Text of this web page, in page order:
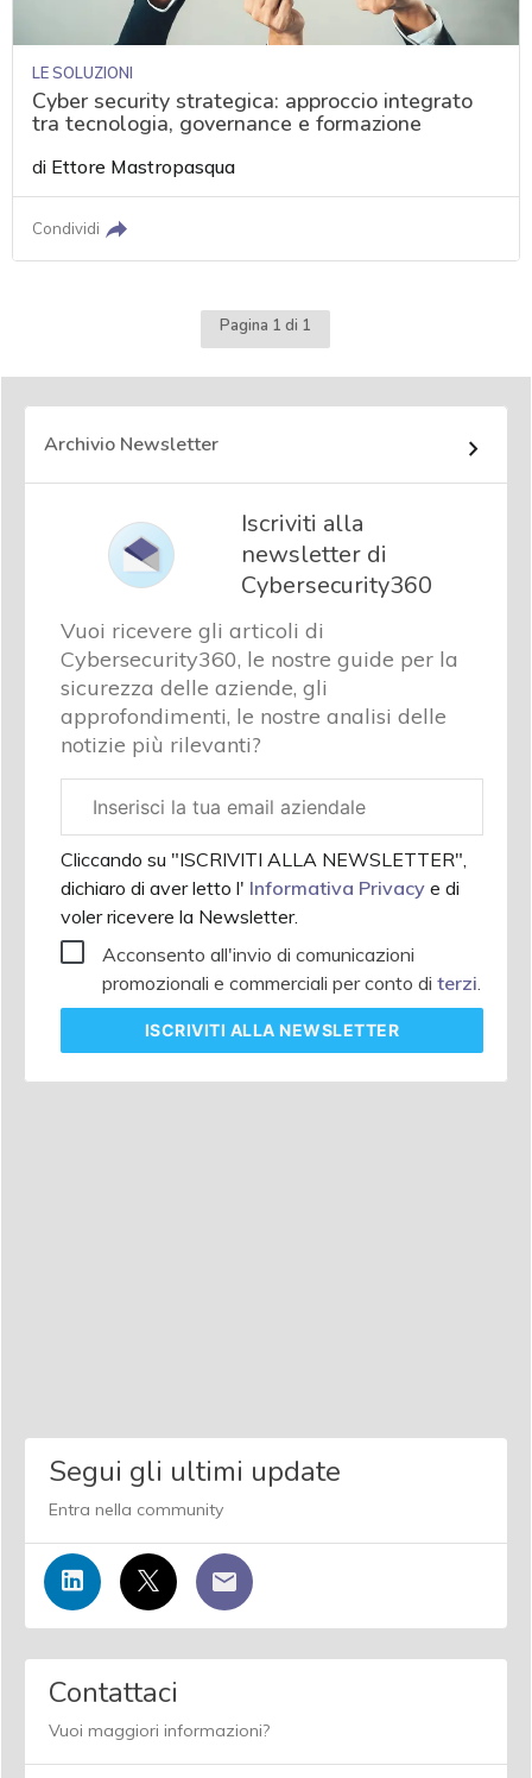
LE SOLUZIONI
Cyber security strategica: approccio integrato
tra tecnologia, governance e formazione
di Ettore Mastropasqua
Condividi
Pagina 1 di 1
Archivio Newsletter
Iscriviti alla
newsletter di
Cybersecurity360
Vuoi ricevere gli articoli di
Cybersecurity360, le nostre guide per la
sicurezza delle aziende, gli
approfondimenti, le nostre analisi delle
notizie più rilevanti?
aziendale
Cliccando su "ISCRIVITI ALLA NEWSLETTER",
dichiaro di aver letto l' Informativa Privacy e di
voler ricevere la Newsletter.
Acconsento all'invio di comunicazioni
promozionali e commerciali per conto di terzi.
ISCRIVITI ALLA NEWSLETTER
Segui gli ultimi update
Entra nella community
Contattaci
Vuoi maggiori informazioni?